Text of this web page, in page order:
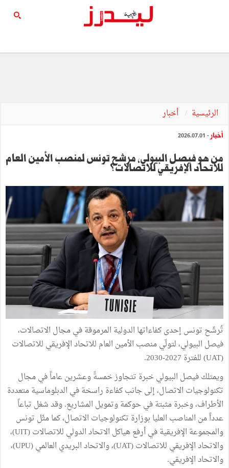
الرئيسية أخبار
أخبار - 2026.07.01
من هو فيصل البيولي، مرشح تونس لمنصب الأمين العام
للاتحاد الإفريقي للاتصالات؟
تُرشّح تونس إحدى كفاءاتها الدولية المرموقة في مجال الاتصالات،
فيصل البيولي، لتولّي منصب الأمين العام للاتحاد الإفريقي للاتصالات
(UAT) للفترة 2027-2030.
ويمتلك فيصل البيولي خبرة تتجاوز خمسةً وعشرين عاماً في مجال
تكنولوجيات الاتصال، إلى جانب كفاءة راسخة في الدبلوماسية متعددة
الأطراف، وخبرة مثبتة في حوكمة وتمويل المشاريع. وقد شغل تباعاً
عدداً من المناصب العليا بوزارة تكنولوجيات الاتصال، كما مثّل تونس
والمجموعة الإفريقية في أرفع هياكل الاتحاد الدولي للاتصالات (UIT)،
والاتحاد الإفريقي للاتصالات (UAT)، والاتحاد البريدي العالمي (UPU)،
والاتحاد الإفريقي.